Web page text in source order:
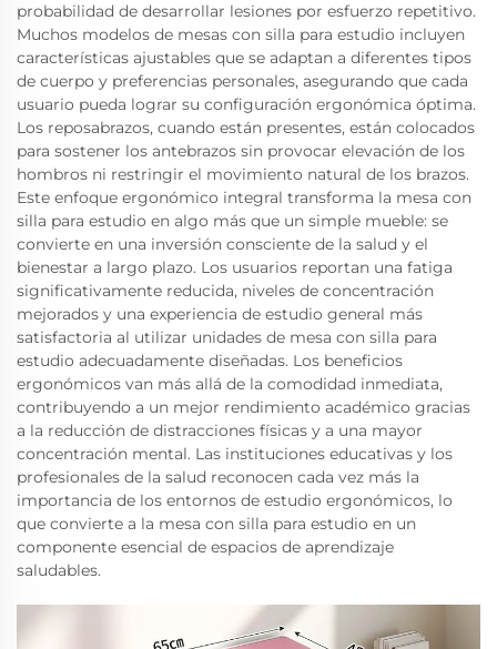
probabilidad de desarrollar lesiones por esfuerzo repetitivo.
Muchos modelos de mesas con silla para estudio incluyen
características ajustables que se adaptan a diferentes tipos
de cuerpo y preferencias personales, asegurando que cada
usuario pueda lograr su configuración ergonómica óptima.
Los reposabrazos, cuando están presentes, están colocados
para sostener los antebrazos sin provocar elevación de los
hombros ni restringir el movimiento natural de los brazos.
Este enfoque ergonómico integral transforma la mesa con
silla para estudio en algo más que un simple mueble: se
convierte en una inversión consciente de la salud y el
bienestar a largo plazo. Los usuarios reportan una fatiga
significativamente reducida, niveles de concentración
mejorados y una experiencia de estudio general más
satisfactoria al utilizar unidades de mesa con silla para
estudio adecuadamente diseñadas. Los beneficios
ergonómicos van más allá de la comodidad inmediata,
contribuyendo a un mejor rendimiento académico gracias
a la reducción de distracciones físicas y a una mayor
concentración mental. Las instituciones educativas y los
profesionales de la salud reconocen cada vez más la
importancia de los entornos de estudio ergonómicos, lo
que convierte a la mesa con silla para estudio en un
componente esencial de espacios de aprendizaje
saludables.